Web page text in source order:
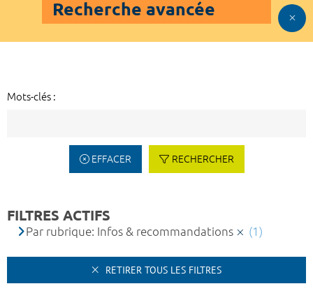
Recherche avancée
Mots-clés :
EFFACER RECHERCHER
FILTRES ACTIFS
Par rubrique: Infos & recommandations (1)
RETIRER TOUS LES FILTRES